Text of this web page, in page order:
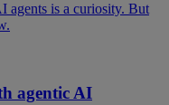
agents is a curiosity. But
agentic AI